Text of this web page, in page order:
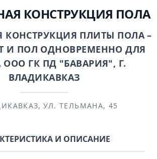
КОНСТРУКЦИЯ ПОЛА
КОНСТРУКЦИЯ ПЛИТЫ ПОЛА –
И ПОЛ ОДНОВРЕМЕННО ДЛЯ
ООО ГК ПД "БАВАРИЯ", Г.
ВЛАДИКАВКАЗ
УЛ. ТЕЛЬМАНА, 45
И ОПИСАНИЕ